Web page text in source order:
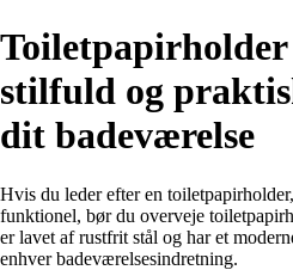
stilfuld og
dit badeværelse
Hvis du leder efter en
funktionel, bør du overveje
er lavet af rustfrit stål og har et
enhver badeværelsesindretning.